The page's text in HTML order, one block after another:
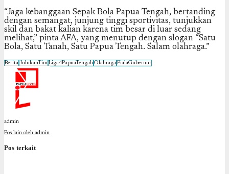
“Jaga kebanggaan Sepak Bola Papua Tengah, bertanding
dengan semangat, junjung tinggi sportivitas, tunjukkan
skil dan bakat kalian karena tim besar di luar sedang
melihat,” pinta AFA, yang menutup dengan slogan “Satu
Bola, Satu Tanah, Satu Papua Tengah. Salam olahraga.”
BeritaJulukanTimLiga4PapuaTengahOlahragaPialaGubernur
admin
Pos lain oleh admin
Pos terkait